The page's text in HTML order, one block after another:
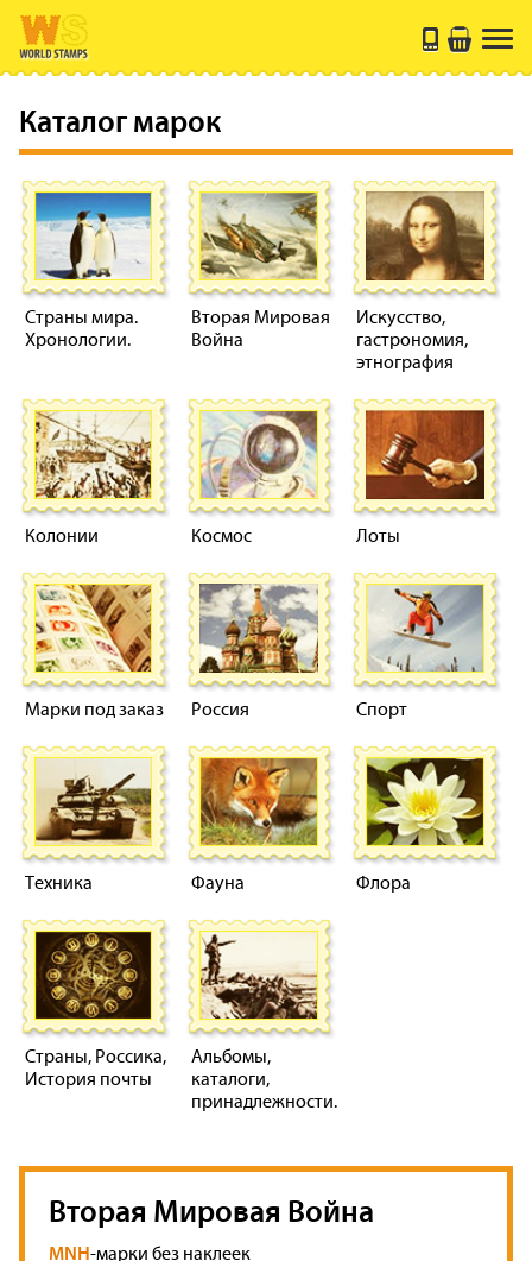
Каталог марок
Страны мира.
Хронологии.
Вторая Мировая
Война
Искусство,
гастрономия,
этнография
Колонии Космос Лоты
Марки под заказ Россия Спорт
Техника Фауна Флора
Страны, Россика,
История почты
Альбомы,
каталоги,
принадлежности.
Вторая Мировая Война
MNH-марки без наклеек